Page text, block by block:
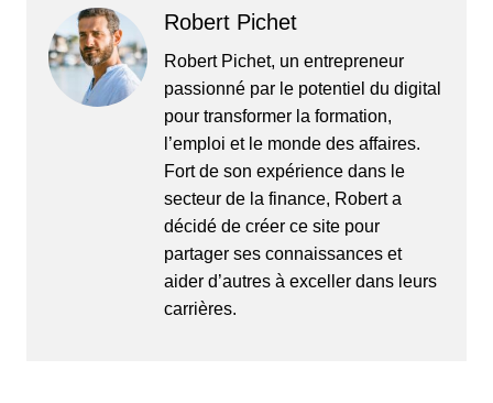
Robert Pichet
Robert Pichet, un entrepreneur
passionné par le potentiel du digital
pour transformer la formation,
l’emploi et le monde des affaires.
Fort de son expérience dans le
secteur de la finance, Robert a
décidé de créer ce site pour
partager ses connaissances et
aider d’autres à exceller dans leurs
carrières.